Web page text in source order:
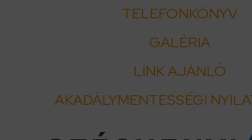
TELEFONKÖNYV
GALÉRIA
LINK AJÁNLÓ
AKADÁLYMENTESSÉGI